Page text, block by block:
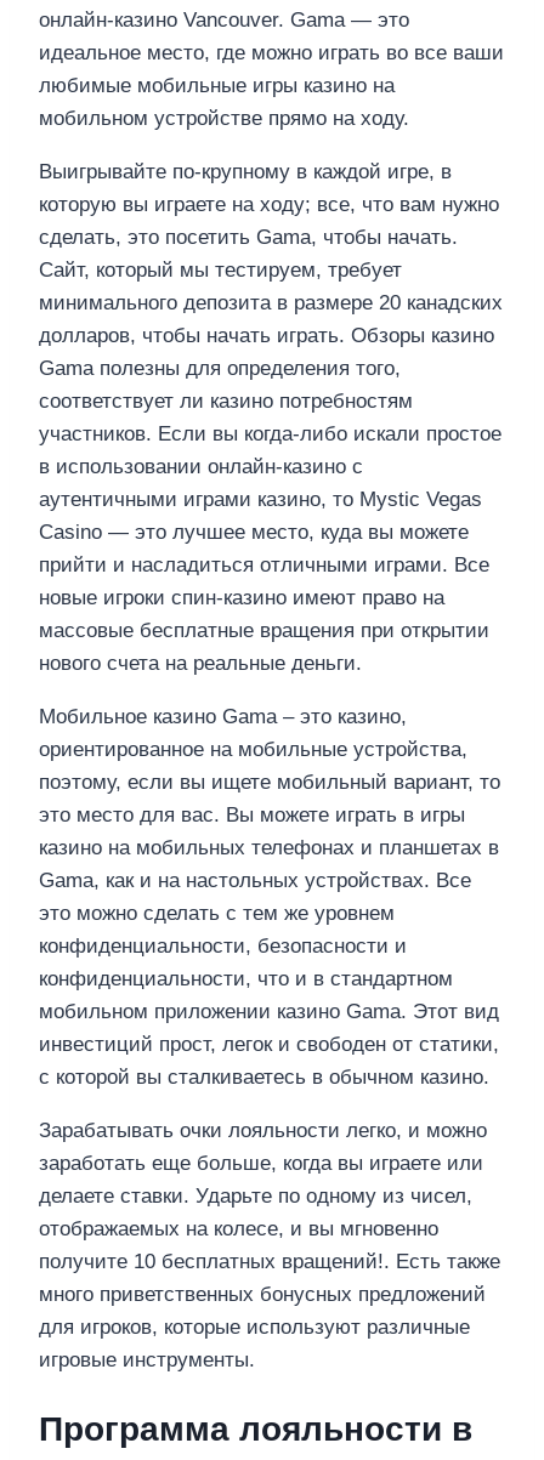
онлайн-казино Vancouver. Gama — это
идеальное место, где можно играть во все ваши
любимые мобильные игры казино на
мобильном устройстве прямо на ходу.
Выигрывайте по-крупному в каждой игре, в
которую вы играете на ходу; все, что вам нужно
сделать, это посетить Gama, чтобы начать.
Сайт, который мы тестируем, требует
минимального депозита в размере 20 канадских
долларов, чтобы начать играть. Обзоры казино
Gama полезны для определения того,
соответствует ли казино потребностям
участников. Если вы когда-либо искали простое
в использовании онлайн-казино с
аутентичными играми казино, то Mystic Vegas
Casino — это лучшее место, куда вы можете
прийти и насладиться отличными играми. Все
новые игроки спин-казино имеют право на
массовые бесплатные вращения при открытии
нового счета на реальные деньги.
Мобильное казино Gama – это казино,
ориентированное на мобильные устройства,
поэтому, если вы ищете мобильный вариант, то
это место для вас. Вы можете играть в игры
казино на мобильных телефонах и планшетах в
Gama, как и на настольных устройствах. Все
это можно сделать с тем же уровнем
конфиденциальности, безопасности и
конфиденциальности, что и в стандартном
мобильном приложении казино Gama. Этот вид
инвестиций прост, легок и свободен от статики,
с которой вы сталкиваетесь в обычном казино.
Зарабатывать очки лояльности легко, и можно
заработать еще больше, когда вы играете или
делаете ставки. Ударьте по одному из чисел,
отображаемых на колесе, и вы мгновенно
получите 10 бесплатных вращений!. Есть также
много приветственных бонусных предложений
для игроков, которые используют различные
игровые инструменты.
Программа лояльности в